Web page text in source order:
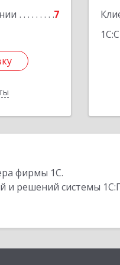
7
фирмы 1С.
и решений системы